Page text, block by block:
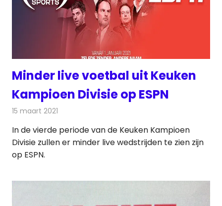
Minder live voetbal uit Keuken
Kampioen Divisie op ESPN
15 maart 2021
In de vierde periode van de Keuken Kampioen
Divisie zullen er minder live wedstrijden te zien zijn
op ESPN.